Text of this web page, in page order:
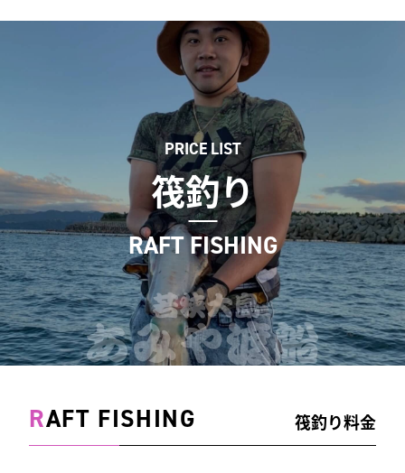
PRICE LIST
筏釣り
RAFT FISHING
RAFT FISHING 筏釣り料金